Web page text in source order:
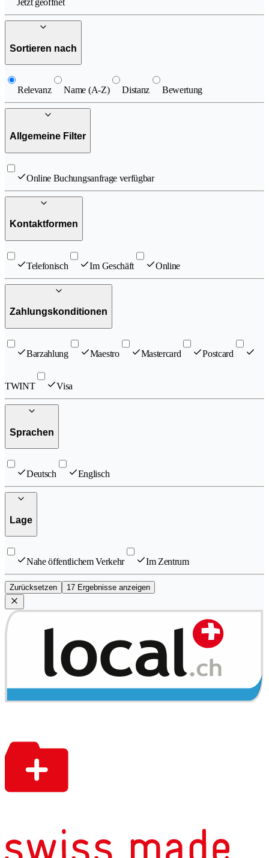
Jetzt geöffnet
Sortieren nach
Relevanz Name (A-Z) Distanz Bewertung
Allgemeine Filter
Online Buchungsanfrage verfügbar
Kontaktformen
Telefonisch Im Geschäft Online
Zahlungskonditionen
Barzahlung Maestro Mastercard Postcard
TWINT Visa
Sprachen
Deutsch Englisch
Lage
Nahe öffentlichem Verkehr Im Zentrum
Zurücksetzen 17 Ergebnisse anzeigen